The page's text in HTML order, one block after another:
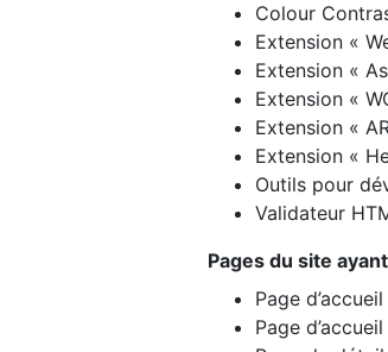
Colour
Extension «
Extension «
Extension «
Extension «
Extension «
Outils pour
Validateur
Pages du site
Page
Page